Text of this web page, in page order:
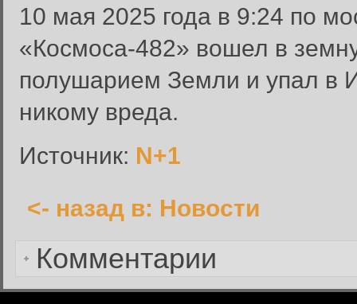
10 мая 2025 года в 9:24 по
«Космоса-482» вошел в
полушарием Земли и упал в
никому вреда.
Источник: N+1
<- назад в: Новости
Комментарии
Введите имя пользователя и
Вход в систему
Забыли пароль?